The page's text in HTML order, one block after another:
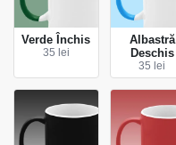
Verde Închis
35 lei
Albastră
Deschis
35 lei